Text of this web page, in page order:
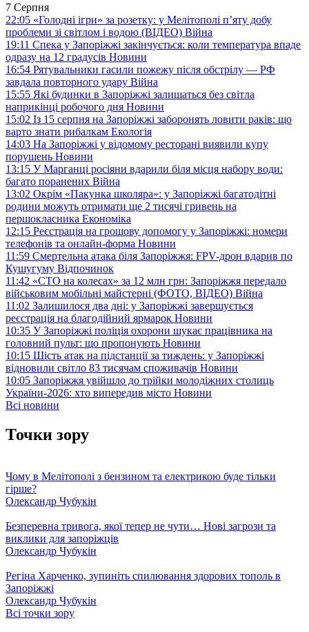
7 Серпня
22:05 «Голодні ігри» за розетку: у Мелітополі п’яту добу
проблеми зі світлом і водою (ВІДЕО) Війна
19:11 Спека у Запоріжжі закінчується: коли температура впаде
одразу на 12 градусів Новини
16:54 Рятувальники гасили пожежу після обстрілу — РФ
завдала повторного удару Війна
15:55 Які будинки в Запоріжжі залишаться без світла
наприкінці робочого дня Новини
15:02 Із 15 серпня на Запоріжжі заборонять ловити раків: що
варто знати рибалкам Екологія
14:03 На Запоріжжі у відомому ресторані виявили купу
порушень Новини
13:15 У Марганці росіяни вдарили біля місця набору води:
багато поранених Війна
13:02 Окрім «Пакунка школяра»: у Запоріжжі багатодітні
родини можуть отримати ще 2 тисячі гривень на
першокласника Економіка
12:15 Реєстрація на грошову допомогу у Запоріжжі: номери
телефонів та онлайн-форма Новини
11:59 Смертельна атака біля Запоріжжя: FPV-дрон вдарив по
Кушугуму Відпочинок
11:42 «СТО на колесах» за 12 млн грн: Запоріжжя передало
військовим мобільні майстерні (ФОТО, ВІДЕО) Війна
11:02 Залишилося два дні: у Запоріжжі завершується
реєстрація на благодійний ярмарок Новини
10:35 У Запоріжжі поліція охорони шукає працівника на
головний пульт: що пропонують Новини
10:15 Шість атак на підстанції за тиждень: у Запоріжжі
відновили світло 83 тисячам споживачів Новини
10:05 Запоріжжя увійшло до трійки молодіжних столиць
України-2026: хто випередив місто Новини
Всі новини
Точки зору
Чому в Мелітополі з бензином та електрикою буде тільки
гірше?
Олександр Чубукін
Безперевна тривога, якої тепер не чути… Нові загрози та
виклики для запоріжців
Олександр Чубукін
Регіна Харченко, зупиніть спилювання здорових тополь в
Запоріжжі
Олександр Чубукін
Всі точки зору